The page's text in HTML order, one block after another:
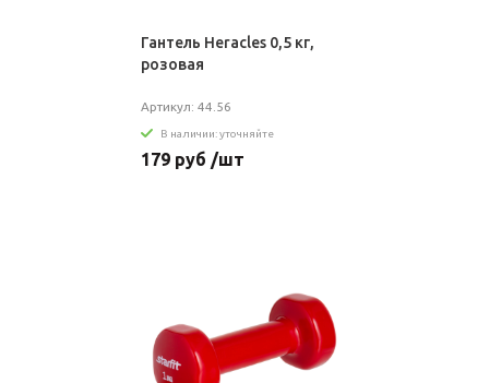
Гантель Heracles 0,5 кг,
розовая
Артикул: 44.56
В наличии: уточняйте
179 руб /шт